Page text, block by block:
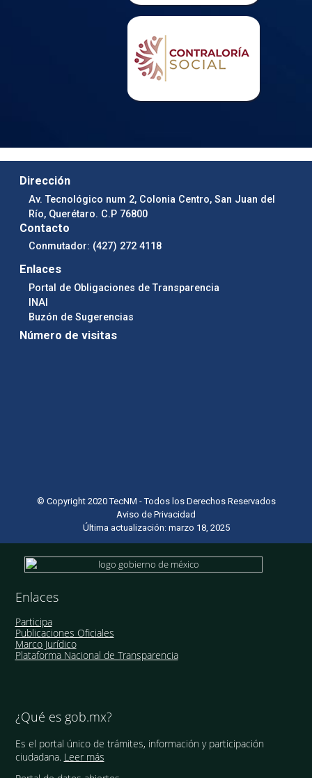
Dirección
Av. Tecnológico num 2, Colonia Centro, San Juan del
Río, Querétaro. C.P 76800
Contacto
Conmutador: (427) 272 4118
Enlaces
Portal de Obligaciones de Transparencia
INAI
Buzón de Sugerencias
Número de visitas
© Copyright 2020 TecNM - Todos los Derechos Reservados
Aviso de Privacidad
Última actualización: marzo 18, 2025
Enlaces
Participa
Publicaciones Oficiales
Marco Jurídico
Plataforma Nacional de Transparencia
¿Qué es gob.mx?
Es el portal único de trámites, información y participación
ciudadana. Leer más